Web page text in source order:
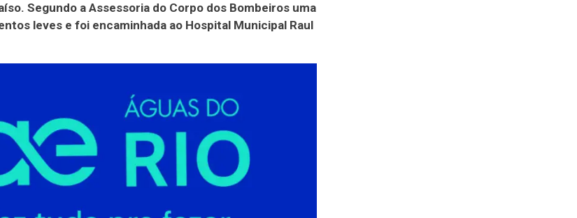
Segundo a Assessoria do Corpo dos Bombeiros uma
leves e foi encaminhada ao Hospital Municipal Raul